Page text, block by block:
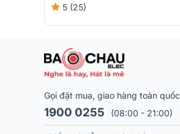
5 (25)
Gọi đặt mua, giao hàng toàn quốc
1900 0255 (08:00 - 21:00)